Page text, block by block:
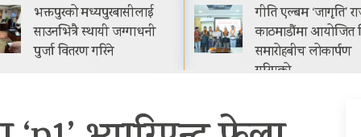
गीति एल्बम ‘जागृति’ राजधानी
काठमाडौंमा आयोजित विशेष
समारोहबीच लोकार्पण
नेपालमा प्रोटोन इ.मास ५
सार्वजनिक सुरुवाती
२९.९९ लाख